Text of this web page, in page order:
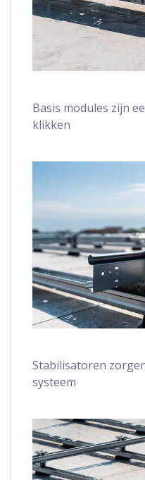
Basis modules zijn
klikken
Stabilisatoren
systeem